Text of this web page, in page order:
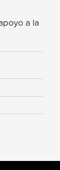
a la